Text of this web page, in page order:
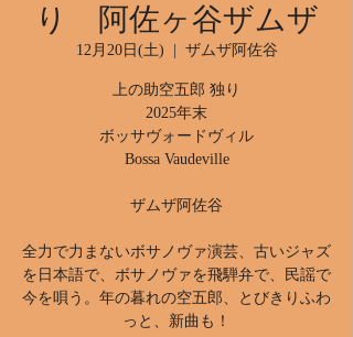
り 阿佐ヶ谷ザムザ
12月20日(土) ザムザ阿佐谷
上の助空五郎 独り
2025年末
ボッサヴォードヴィル
Bossa Vaudeville
ザムザ阿佐谷
全力で力まないボサノヴァ演芸、古いジャズ
を日本語で、ボサノヴァを飛騨弁で、民謡で
今を唄う。年の暮れの空五郎、とびきりふわ
っと、新曲も！